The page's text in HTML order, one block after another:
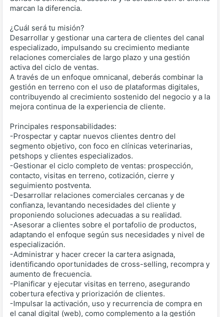
marcan la diferencia.
¿Cuál será tu misión?
Desarrollar y gestionar una cartera de clientes del canal
especializado, impulsando su crecimiento mediante
relaciones comerciales de largo plazo y una gestión
activa del ciclo de ventas.
A través de un enfoque omnicanal, deberás combinar la
gestión en terreno con el uso de plataformas digitales,
contribuyendo al crecimiento sostenido del negocio y a la
mejora continua de la experiencia de cliente.
Principales responsabilidades:
-Prospectar y captar nuevos clientes dentro del
segmento objetivo, con foco en clínicas veterinarias,
petshops y clientes especializados.
-Gestionar el ciclo completo de ventas: prospección,
contacto, visitas en terreno, cotización, cierre y
seguimiento postventa.
-Desarrollar relaciones comerciales cercanas y de
confianza, levantando necesidades del cliente y
proponiendo soluciones adecuadas a su realidad.
-Asesorar a clientes sobre el portafolio de productos,
adaptando el enfoque según sus necesidades y nivel de
especialización.
-Administrar y hacer crecer la cartera asignada,
identificando oportunidades de cross-selling, recompra y
aumento de frecuencia.
-Planificar y ejecutar visitas en terreno, asegurando
cobertura efectiva y priorización de clientes.
-Impulsar la activación, uso y recurrencia de compra en
el canal digital (web), como complemento a la gestión